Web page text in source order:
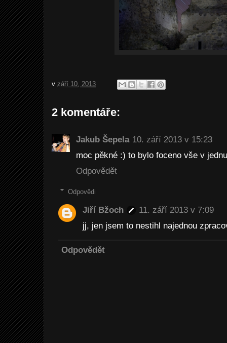
v září 10, 2013
2 komentáře:
Jakub Šepela 10. září 2013 v 15:23
moc pěkné :) to bylo foceno vše v
Odpovědět
Odpovědi
Jiří Bžoch
11. září 2013 v 7:09
jj, jen jsem to nestihl najednou
Odpovědět